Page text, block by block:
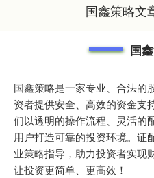
国鑫策略文
国
国鑫策略是一家专业、合法的
资者提供安全、高效的资金支
们以透明的操作流程、灵活的
用户打造可靠的投资环境。证
业策略指导，助力投资者实现
让投资更简单、更高效！